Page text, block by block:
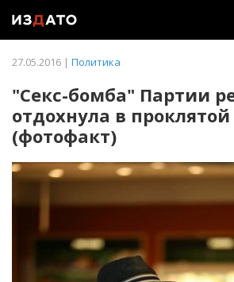
27.05.2016 | Политика
"Секс-бомба" Партии
отдохнула в
(фотофакт)